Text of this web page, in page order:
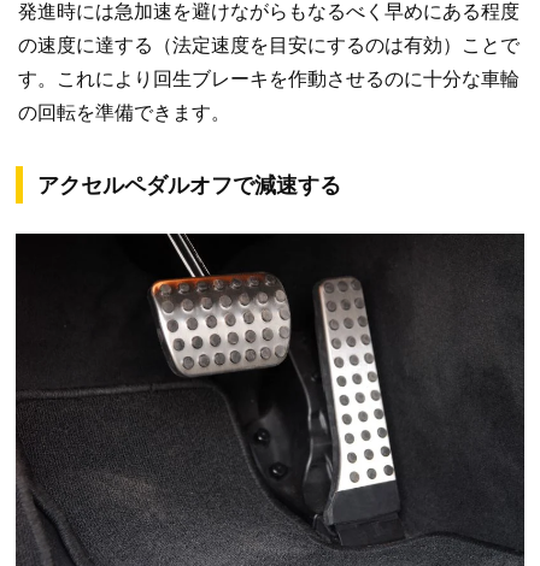
発進時には急加速を避けながらもなるべく早めにある程度
の速度に達する（法定速度を目安にするのは有効）ことで
す。これにより回生ブレーキを作動させるのに十分な車輪
の回転を準備できます。
アクセルペダルオフで減速する